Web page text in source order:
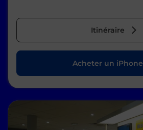
Itinéraire
Acheter un iPhone